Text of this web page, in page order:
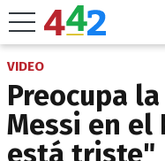
VIDEO
Preocupa
Messi en el
está triste"